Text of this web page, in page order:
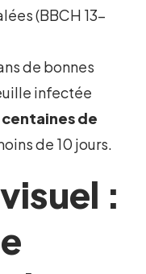
(BBCH 13-
de bonnes
infectée
de
de 10 jours.
: